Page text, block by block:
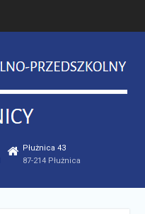
Płużnica 43
87-214 Płużnica